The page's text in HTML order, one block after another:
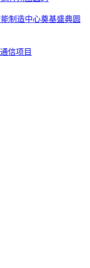
制造中心奠基盛典圆
信项目